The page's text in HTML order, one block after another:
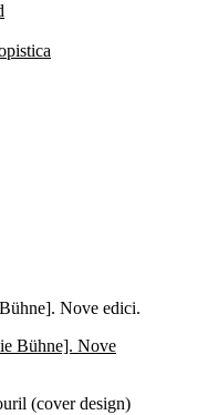
Nove edici.
(cover design)